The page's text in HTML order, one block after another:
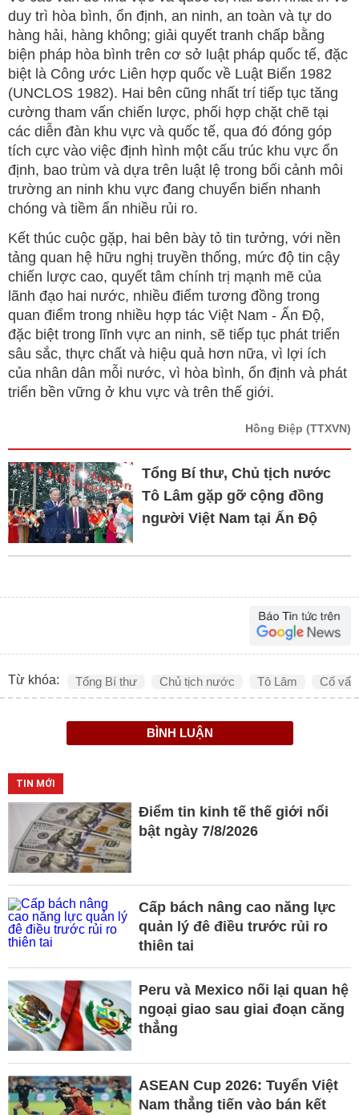
duy trì hòa bình, ổn định, an ninh, an toàn và tự do
hàng hải, hàng không; giải quyết tranh chấp bằng
biện pháp hòa bình trên cơ sở luật pháp quốc tế, đặc
biệt là Công ước Liên hợp quốc về Luật Biển 1982
(UNCLOS 1982). Hai bên cũng nhất trí tiếp tục tăng
cường tham vấn chiến lược, phối hợp chặt chẽ tại
các diễn đàn khu vực và quốc tế, qua đó đóng góp
tích cực vào việc định hình một cấu trúc khu vực ổn
định, bao trùm và dựa trên luật lệ trong bối cảnh môi
trường an ninh khu vực đang chuyển biến nhanh
chóng và tiềm ẩn nhiều rủi ro.
Kết thúc cuộc gặp, hai bên bày tỏ tin tưởng, với nền
tảng quan hệ hữu nghị truyền thống, mức độ tin cậy
chiến lược cao, quyết tâm chính trị mạnh mẽ của
lãnh đạo hai nước, nhiều điểm tương đồng trong
quan điểm trong nhiều hợp tác Việt Nam - Ấn Độ,
đặc biệt trong lĩnh vực an ninh, sẽ tiếp tục phát triển
sâu sắc, thực chất và hiệu quả hơn nữa, vì lợi ích
của nhân dân mỗi nước, vì hòa bình, ổn định và phát
triển bền vững ở khu vực và trên thế giới.
Hồng Điệp (TTXVN)
Tổng Bí thư, Chủ tịch nước
Tô Lâm gặp gỡ cộng đồng
người Việt Nam tại Ấn Độ
Từ khóa: Tổng Bí thư Chủ tịch nước Tô Lâm Cố
BÌNH LUẬN
TIN MỚI
Điểm tin kinh tế thế giới nổi
bật ngày 7/8/2026
Cấp bách nâng cao năng lực
quản lý đê điều trước rủi ro
thiên tai
Peru và Mexico nối lại quan hệ
ngoại giao sau giai đoạn căng
thẳng
ASEAN Cup 2026: Tuyển Việt
Nam thẳng tiến vào bán kết